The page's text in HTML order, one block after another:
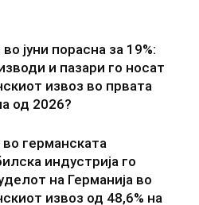
јуни порасна за 19%:
и пазари го носат
извоз во првата
од 2026?
германската
индустрија го
на Германија во
извоз од 48,6% на